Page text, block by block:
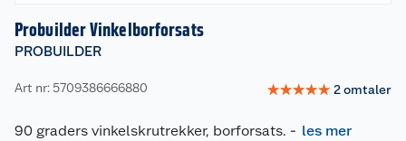
Probuilder Vinkelborforsats
PROBUILDER
Art nr: 5709386666880 ☆☆☆☆☆ 2omtaler
90 graders vinkelskrutrekker, borforsats. - les mer